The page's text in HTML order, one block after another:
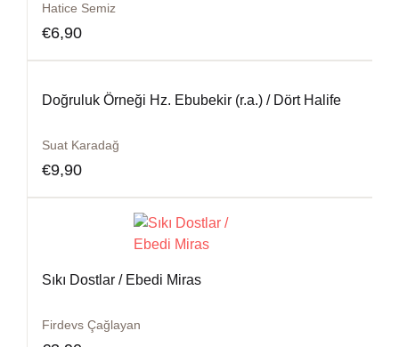
Hatice Semiz
€6,90
Doğruluk Örneği Hz. Ebubekir (r.a.) / Dört Halife
Suat Karadağ
€9,90
Sıkı Dostlar / Ebedi Miras
Firdevs Çağlayan